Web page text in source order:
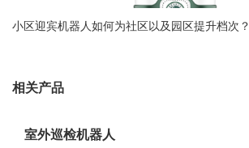
小区迎宾机器人如何为社区以及园区提升档次？
相关产品
室外巡检机器人